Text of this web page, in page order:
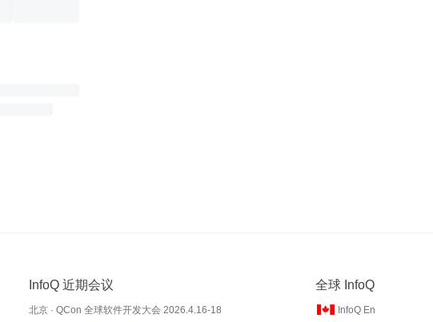
InfoQ 近期会议
北京 · QCon 全球软件开发大会 2026.4.16-18
全球 InfoQ
InfoQ En